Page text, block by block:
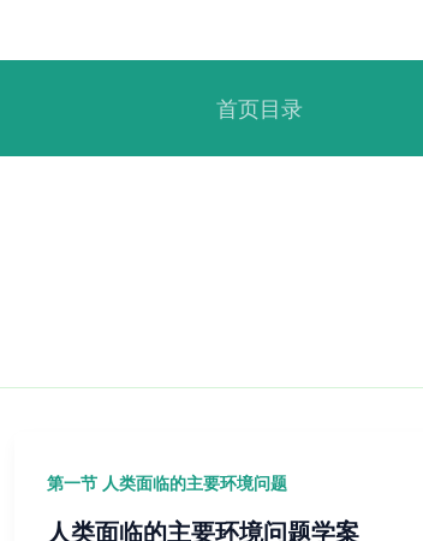
首页目录
第一节 人类面临的主要环境问题
人类面临的主要环境问题学案